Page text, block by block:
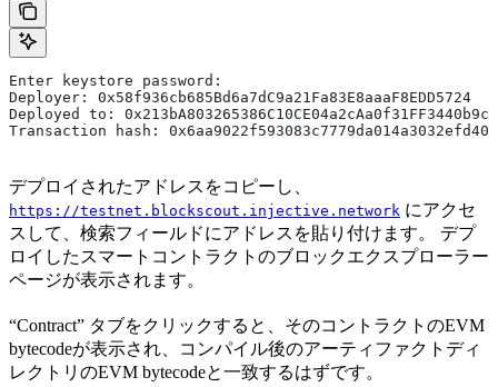
Enter keystore password:
Deployer: 0x58f936cb685Bd6a7dC9a21Fa83E8aaaF8EDD5724
Deployed to: 0x213bA803265386C10CE04a2cAa0f31FF3440b9cF
Transaction hash:
デプロイされたアドレスをコピーし、
https://testnet.blockscout.injective.network にアクセ
スして、検索フィールドにアドレスを貼り付けます。 デプ
ロイしたスマートコントラクトのブロックエクスプローラー
ページが表示されます。
“Contract” タブをクリックすると、そのコントラクトのEVM
bytecodeが表示され、コンパイル後のアーティファクトディ
レクトリのEVM bytecodeと一致するはずです。